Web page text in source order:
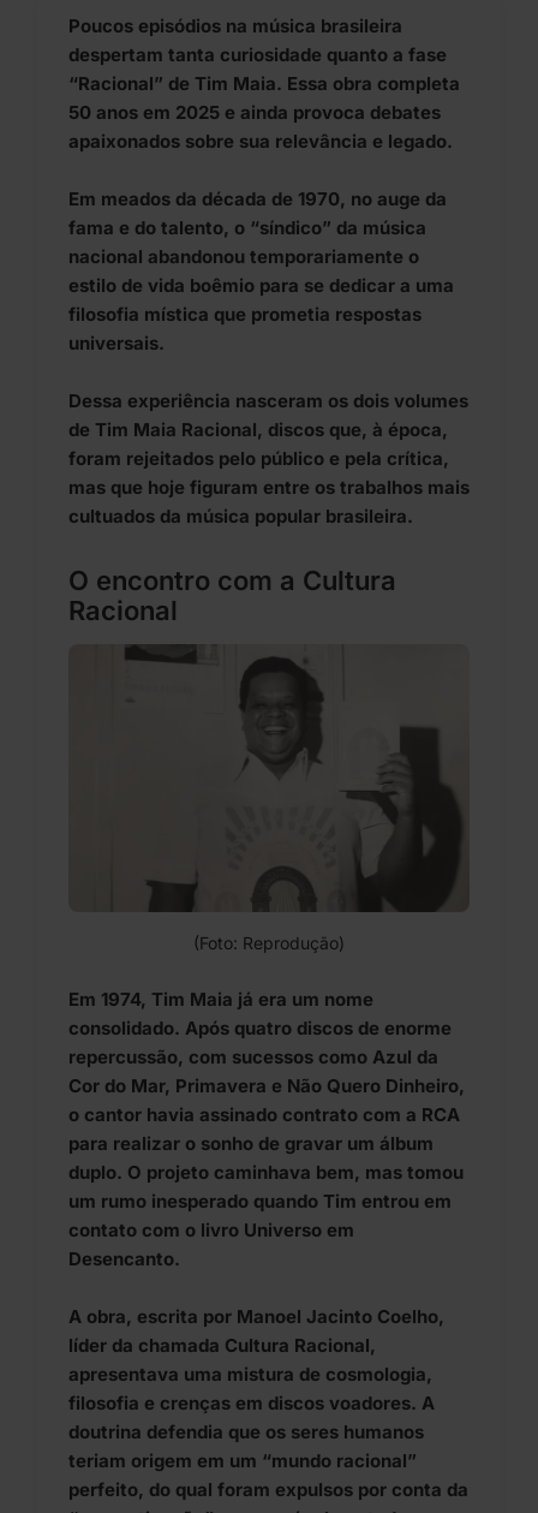
Poucos episódios na música brasileira
despertam tanta curiosidade quanto a fase
“Racional” de Tim Maia. Essa obra completa
50 anos em 2025 e ainda provoca debates
apaixonados sobre sua relevância e legado.
Em meados da década de 1970, no auge da
fama e do talento, o “síndico” da música
nacional abandonou temporariamente o
estilo de vida boêmio para se dedicar a uma
filosofia mística que prometia respostas
universais.
Dessa experiência nasceram os dois volumes
de Tim Maia Racional, discos que, à época,
foram rejeitados pelo público e pela crítica,
mas que hoje figuram entre os trabalhos mais
cultuados da música popular brasileira.
O encontro com a Cultura
Racional
(Foto: Reprodução)
Em 1974, Tim Maia já era um nome
consolidado. Após quatro discos de enorme
repercussão, com sucessos como Azul da
Cor do Mar, Primavera e Não Quero Dinheiro,
o cantor havia assinado contrato com a RCA
para realizar o sonho de gravar um álbum
duplo. O projeto caminhava bem, mas tomou
um rumo inesperado quando Tim entrou em
contato com o livro Universo em
Desencanto.
A obra, escrita por Manoel Jacinto Coelho,
líder da chamada Cultura Racional,
apresentava uma mistura de cosmologia,
filosofia e crenças em discos voadores. A
doutrina defendia que os seres humanos
teriam origem em um “mundo racional”
perfeito, do qual foram expulsos por conta da